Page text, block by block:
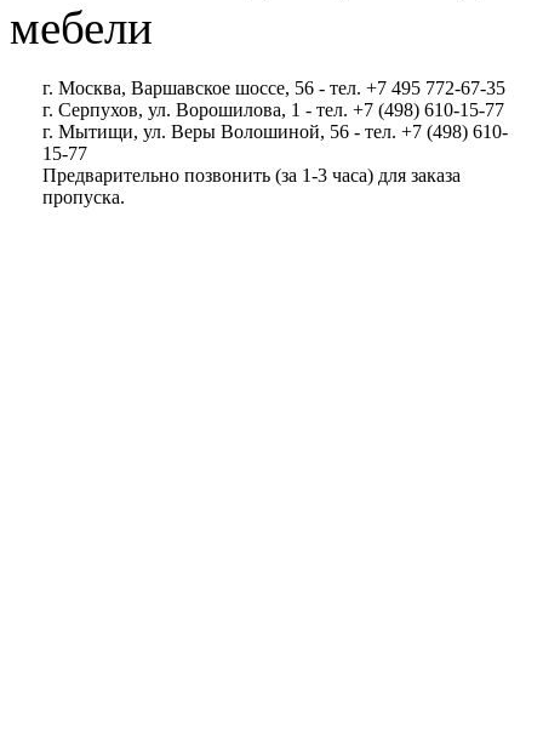
мебели
г. Москва, Варшавское шоссе, 56 - тел. +7 495 772-67-35
г. Серпухов, ул. Ворошилова, 1 - тел. +7 (498) 610-15-77
г. Мытищи, ул. Веры Волошиной, 56 - тел. +7 (498) 610-
15-77
Предварительно позвонить (за 1-3 часа) для заказа
пропуска.